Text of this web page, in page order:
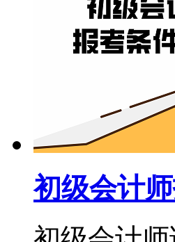
初级会计